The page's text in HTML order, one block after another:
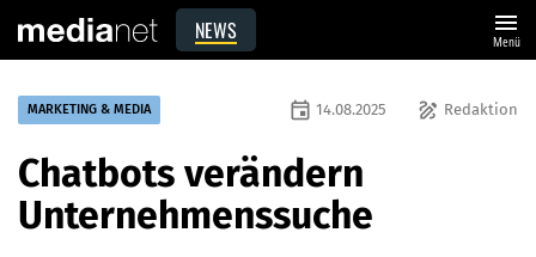
NEWS menu
Menü
MARKETING & MEDIA draw Redaktion
event 14.08.2025
Chatbots verändern
Unternehmenssuche